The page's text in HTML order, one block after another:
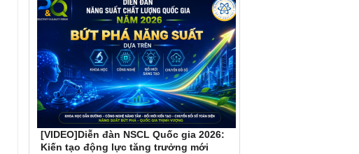
[VIDEO]Diễn đàn NSCL Quốc gia 2026:
Kiến tạo động lực tăng trưởng mới